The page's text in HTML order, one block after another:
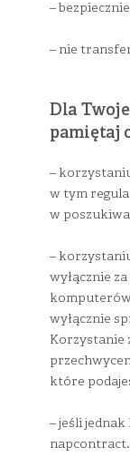
–
– nie
Dla
pamiętaj
–
w tym
w
–
wyłącznie
wyłącznie
Korzystanie
które
– jeśli